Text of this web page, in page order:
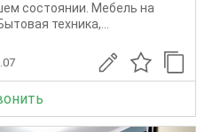
состоянии. Мебель на
техника,...